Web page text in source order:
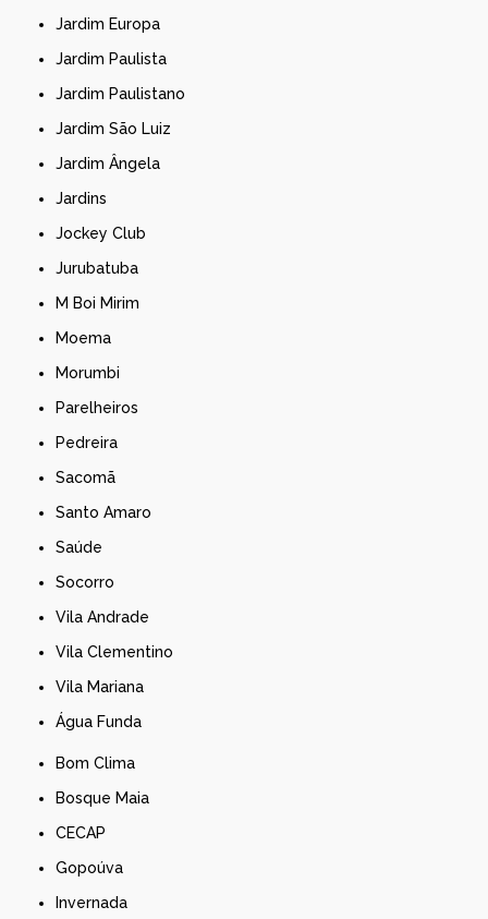
Jardim Europa
Jardim Paulista
Jardim Paulistano
Jardim São Luiz
Jardim Ângela
Jardins
Jockey Club
Jurubatuba
M Boi Mirim
Moema
Morumbi
Parelheiros
Pedreira
Sacomã
Santo Amaro
Saúde
Socorro
Vila Andrade
Vila Clementino
Vila Mariana
Água Funda
Bom Clima
Bosque Maia
CECAP
Gopoúva
Invernada